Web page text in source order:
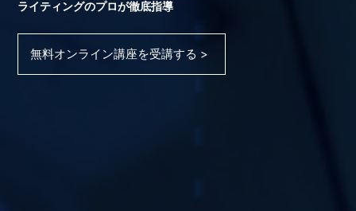
ライティングのプロが徹底指導
無料オンライン講座を受講する >